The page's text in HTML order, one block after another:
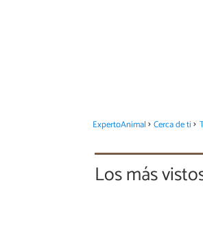
ExpertoAnimal Cerca de ti
Los más